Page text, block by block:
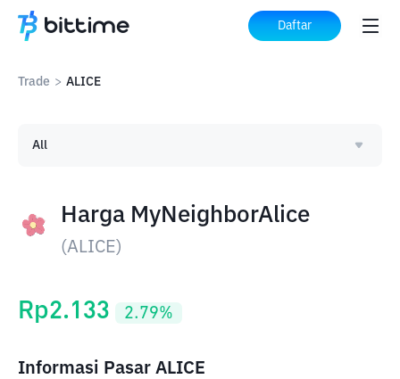
Daftar
Trade > ALICE
Harga MyNeighborAlice
(ALICE)
All
Rp2.133 2.79%
Informasi Pasar ALICE